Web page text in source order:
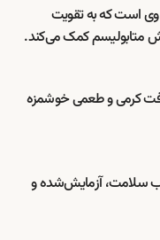
وی است که به تقویت
متابولیسم کمک می‌کند.
بافت کرمی و طعمی خوشمزه
سلامت، آزمایش‌شده و